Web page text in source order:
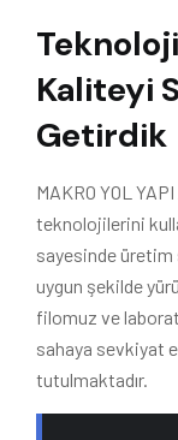
Kaliteyi
Getirdik
MAKRO YOL
teknolojilerini
sayesinde
uygun şekilde
filomuz ve
sahaya sevkiyat
tutulmaktadır.